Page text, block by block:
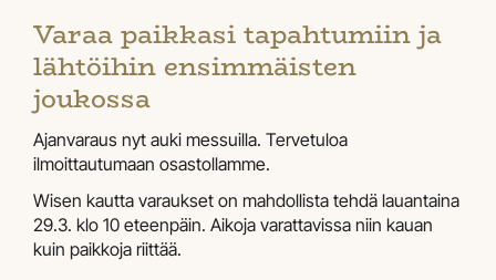
Varaa paikkasi tapahtumiin ja
lähtöihin ensimmäisten
joukossa
Ajanvaraus nyt auki messuilla. Tervetuloa
ilmoittautumaan osastollamme.
Wisen kautta varaukset on mahdollista tehdä lauantaina
29.3. klo 10 eteenpäin. Aikoja varattavissa niin kauan
kuin paikkoja riittää.